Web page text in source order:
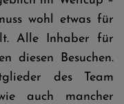
wohl etwas für
Alle Inhaber für
diesen Besuchen.
des Team
auch mancher